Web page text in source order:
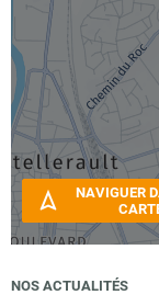
NAVIGUER
NOS ACTUALITÉS